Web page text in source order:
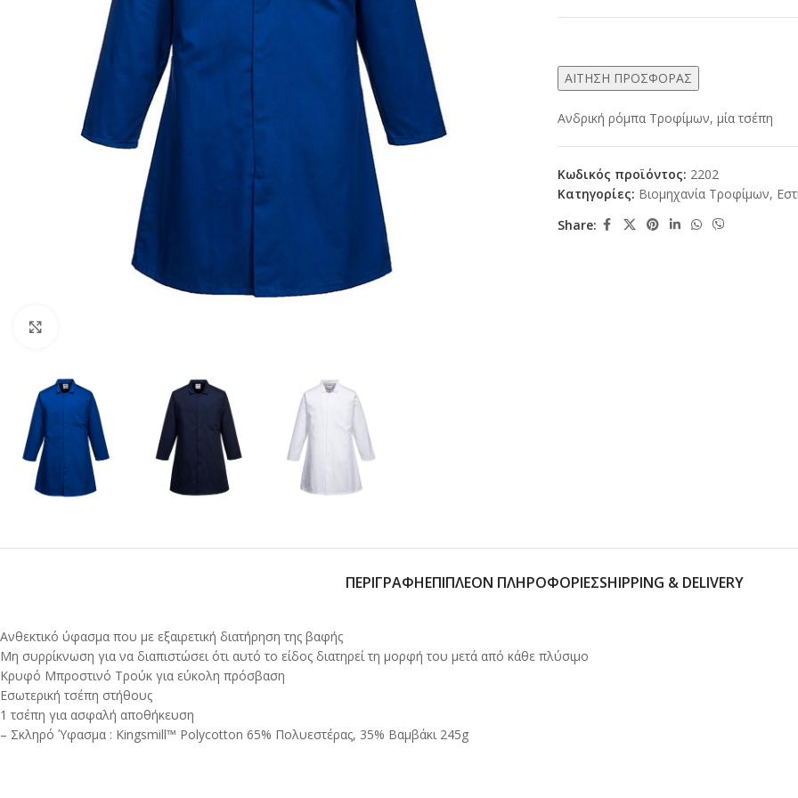
ΑΙΤΗΣΗ ΠΡΟΣΦΟΡΑΣ
Ανδρική ρόμπα Τροφίμων, μία τσέπη
Κωδικός προϊόντος: 2202
Κατηγορίες: Βιομηχανία Τροφίμων,
Share:
ΠΕΡΙΓΡΑΦΉΕΠΙΠΛΈΟΝ ΠΛΗΡΟΦΟΡΊΕΣSHIPPING & DELIVERY
Ανθεκτικό ύφασμα που με εξαιρετική διατήρηση της βαφής
Μη συρρίκνωση για να διαπιστώσει ότι αυτό το είδος διατηρεί τη μορφή του μετά από κάθε πλύσιμο
Κρυφό Μπροστινό Τρούκ για εύκολη πρόσβαση
Εσωτερική τσέπη στήθους
1 τσέπη για ασφαλή αποθήκευση
– Σκληρό Ύφασμα : Kingsmill™ Polycotton 65% Πολυεστέρας, 35% Βαμβάκι 245g